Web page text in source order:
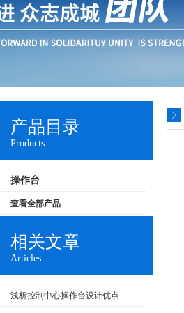
产品目录
Products
操作台
查看全部产品
相关文章
Articles
浅析控制中心操作台设计优点